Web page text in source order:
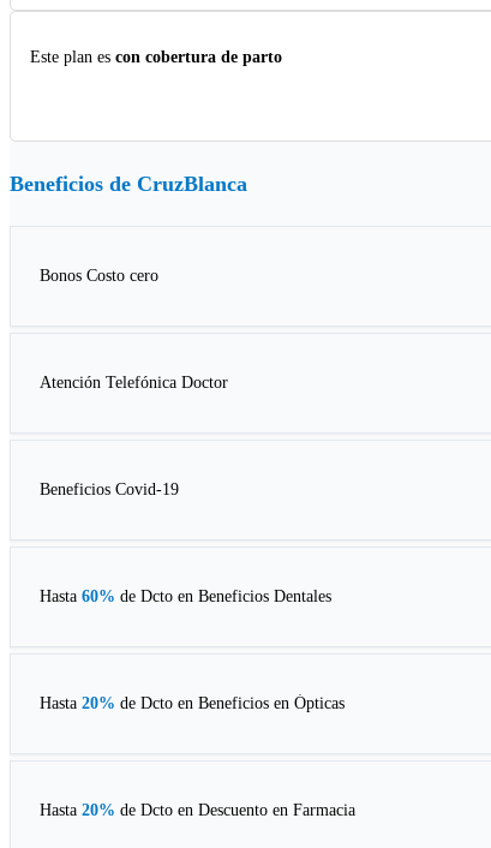
Este plan es con cobertura de parto
Beneficios de CruzBlanca
Bonos Costo cero
Atención Telefónica Doctor
Beneficios Covid-19
Hasta 60% de Dcto en Beneficios Dentales
Hasta 20% de Dcto en Beneficios en Ópticas
Hasta 20% de Dcto en Descuento en Farmacia